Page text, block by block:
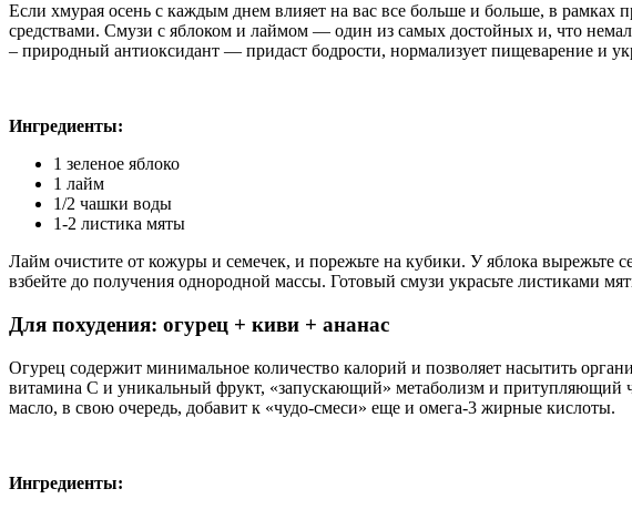
Если хмурая осень с каждым днем влияет на вас все больше и больше, в
средствами. Смузи с яблоком и лаймом — один из самых достойных и, что
– природный антиоксидант — придаст бодрости, нормализует пищеварение и
Ингредиенты:
1 зеленое яблоко
1 лайм
1/2 чашки воды
1-2 листика мяты
Лайм очистите от кожуры и семечек, и порежьте на кубики. У яблока вырежьте
взбейте до получения однородной массы. Готовый смузи украсьте листиками
Для похудения: огурец + киви + ананас
Огурец содержит минимальное количество калорий и позволяет насытить
витамина С и уникальный фрукт, «запускающий» метаболизм и притупляющий
масло, в свою очередь, добавит к «чудо-смеси» еще и омега-3 жирные кислоты.
Ингредиенты: